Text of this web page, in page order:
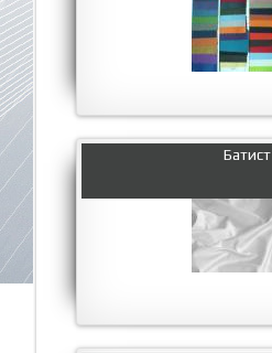
Батист